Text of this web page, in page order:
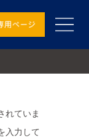
れていま
入力して